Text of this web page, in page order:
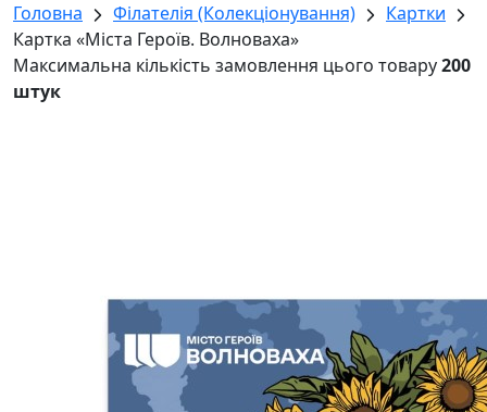
Головна
Філателія (Колекціонування)
Картки
Картка «Міста Героїв. Волноваха»
Максимальна кількість замовлення цього товару200
штук